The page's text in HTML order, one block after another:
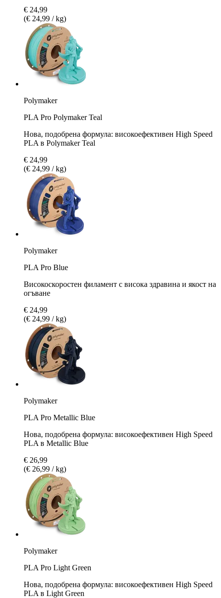
€ 24,99
(€ 24,99 / kg)
Polymaker
PLA Pro Polymaker Teal
Нова, подобрена формула: високоефективен High Speed
PLA в Polymaker Teal
€ 24,99
(€ 24,99 / kg)
Polymaker
PLA Pro Blue
Високоскоростен филамент с висока здравина и якост на
огъване
€ 24,99
(€ 24,99 / kg)
Polymaker
PLA Pro Metallic Blue
Нова, подобрена формула: високоефективен High Speed
PLA в Metallic Blue
€ 26,99
(€ 26,99 / kg)
Polymaker
PLA Pro Light Green
Нова, подобрена формула: високоефективен High Speed
PLA в Light Green